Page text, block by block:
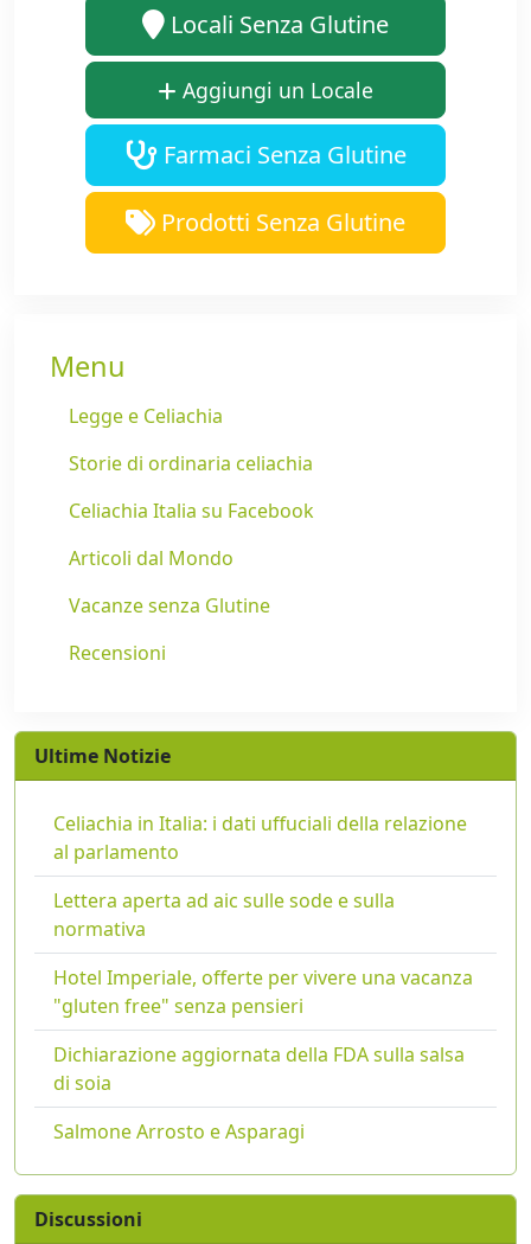
Locali Senza Glutine
Aggiungi un Locale
Farmaci Senza Glutine
Prodotti Senza Glutine
Menu
Legge e Celiachia
Storie di ordinaria celiachia
Celiachia Italia su Facebook
Articoli dal Mondo
Vacanze senza Glutine
Recensioni
Ultime Notizie
Celiachia in Italia: i dati uffuciali della relazione
al parlamento
Lettera aperta ad aic sulle sode e sulla
normativa
Hotel Imperiale, offerte per vivere una vacanza
"gluten free" senza pensieri
Dichiarazione aggiornata della FDA sulla salsa
di soia
Salmone Arrosto e Asparagi
Discussioni